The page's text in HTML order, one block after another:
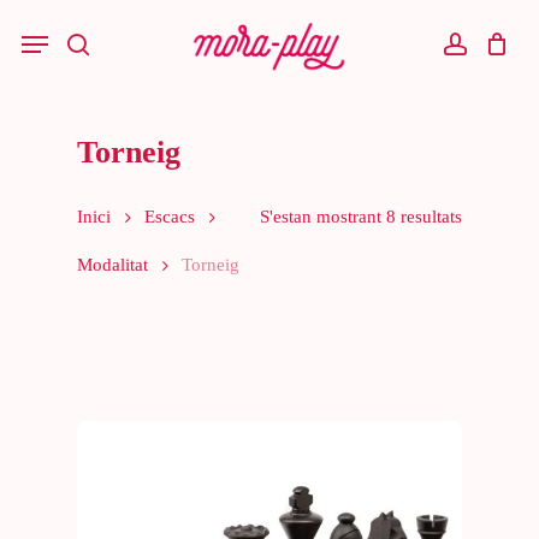
main
search account
Menu
Torneig
S'estan mostrant 8 resultats
Inici Escacs
Modalitat Torneig